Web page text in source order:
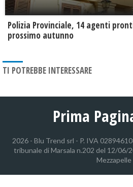
​Polizia Provinciale, 14 agenti
prossimo autunno
TI POTREBBE INTERESSARE
Prima
2026 - Blu Trend srl - P. IVA
tribunale di Marsala n.202 del 12/06/
Mezzapelle